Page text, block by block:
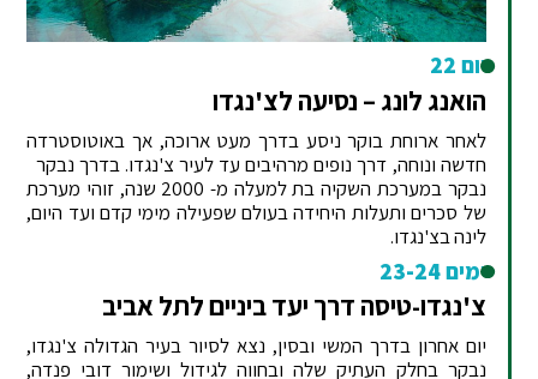
יום 22
הואנג לונג – נסיעה לצ'נגדו
לאחר ארוחת בוקר ניסע בדרך מעט ארוכה, אך באוטוסטרדה
חדשה ונוחה, דרך נופים מרהיבים עד לעיר צ'נגדו. בדרך נבקר
נבקר במערכת השקיה בת למעלה מ- 2000 שנה, זוהי מערכת
של סכרים ותעלות היחידה בעולם שפעילה מימי קדם ועד היום,
לינה בצ'נגדו.
ימים 23-24
צ'נגדו-טיסה דרך יעד ביניים לתל אביב
יום אחרון בדרך המשי ובסין, נצא לסיור בעיר הגדולה צ'נגדו,
נבקר בחלק העתיק שלה ובחווה לגידול ושימור דובי פנדה,